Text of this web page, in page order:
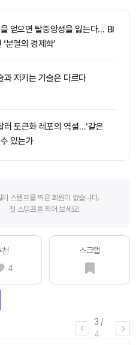
얻으면 탈중앙성을 잃는다… BI
분열의 경제학’
과 지키는 기술은 다르다
러 토큰화 레포의 역설…‘같은
있는가
리 스탬프를 찍은 회원이 없습니다.
첫 스탬프를 찍어 보세요!
천
4
스크랩
3 /
4